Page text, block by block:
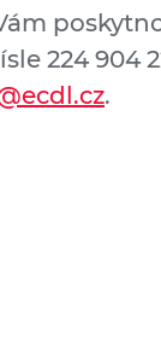
224 904
.